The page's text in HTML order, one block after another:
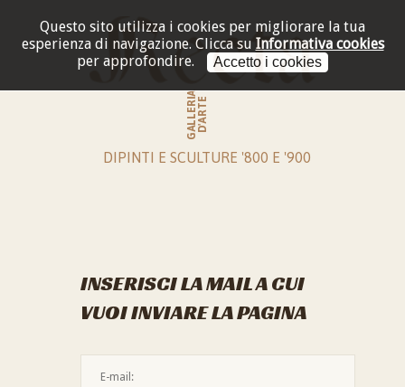
Questo sito utilizza i cookies per migliorare la tua
esperienza di navigazione. Clicca su Informativa cookies
per approfondire.
Accetto i cookies
GALLERIAD'ARTE
DIPINTI E SCULTURE '800 E '900
INSERISCI LA MAIL A CUI
VUOI INVIARE LA PAGINA